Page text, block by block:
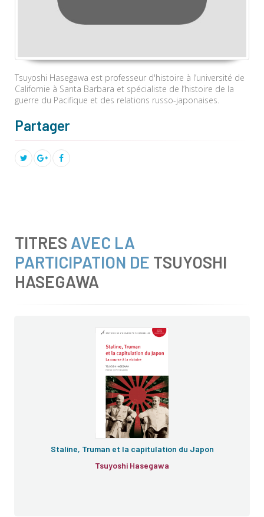
Tsuyoshi Hasegawa est professeur d'histoire à l’université de
Californie à Santa Barbara et spécialiste de l’histoire de la
guerre du Pacifique et des relations russo-japonaises.
Partager
TITRES AVEC LA
PARTICIPATION DE TSUYOSHI
HASEGAWA
Staline, Truman et la capitulation du Japon
Tsuyoshi Hasegawa